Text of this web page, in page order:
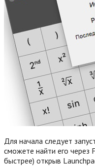
Для начала следует
сможете найти его через
быстрее) открыв